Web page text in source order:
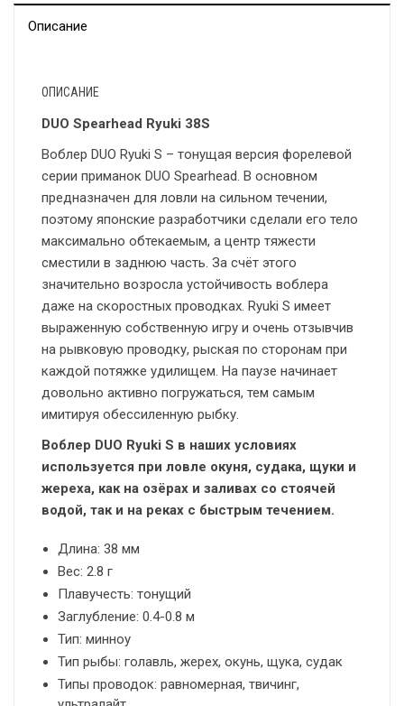
Описание
ОПИСАНИЕ
DUO Spearhead Ryuki 38S
Воблер DUO Ryuki S – тонущая версия форелевой
серии приманок DUO Spearhead. В основном
предназначен для ловли на сильном течении,
поэтому японские разработчики сделали его тело
максимально обтекаемым, а центр тяжести
сместили в заднюю часть. За счёт этого
значительно возросла устойчивость воблера
даже на скоростных проводках. Ryuki S имеет
выраженную собственную игру и очень отзывчив
на рывковую проводку, рыская по сторонам при
каждой потяжке удилищем. На паузе начинает
довольно активно погружаться, тем самым
имитируя обессиленную рыбку.
Воблер DUO Ryuki S в наших условиях
используется при ловле окуня, судака, щуки и
жереха, как на озёрах и заливах со стоячей
водой, так и на реках с быстрым течением.
Длина: 38 мм
Вес: 2.8 г
Плавучесть: тонущий
Заглубление: 0.4-0.8 м
Тип: минноу
Тип рыбы: голавль, жерех, окунь, щука, судак
Типы проводок: равномерная, твичинг,